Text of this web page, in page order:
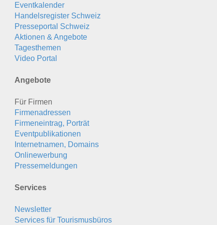
Eventkalender
Handelsregister Schweiz
Presseportal Schweiz
Aktionen & Angebote
Tagesthemen
Video Portal
Angebote
Für Firmen
Firmenadressen
Firmeneintrag, Porträt
Eventpublikationen
Internetnamen, Domains
Onlinewerbung
Pressemeldungen
Services
Newsletter
Services für Tourismusbüros